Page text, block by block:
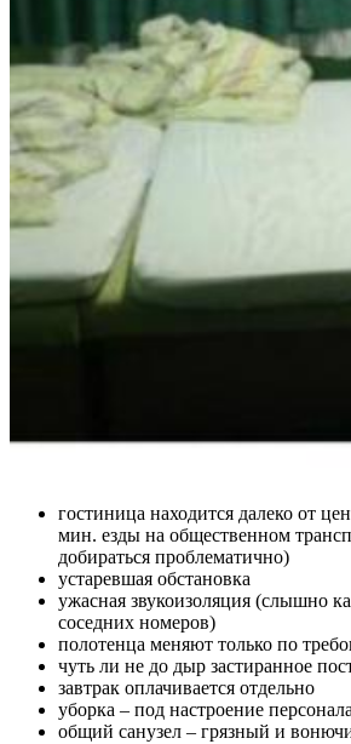
гостиница находится далеко от
мин. езды на общественном
добираться проблематично)
устаревшая обстановка
ужасная звукоизоляция (слышно
соседних номеров)
полотенца меняют только по
чуть ли не до дыр застиранное
завтрак оплачивается отдельно
уборка – под настроение персонала
общий санузел – грязный и